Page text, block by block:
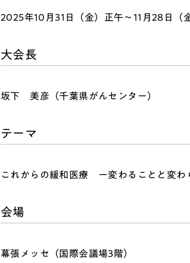
2025年10月31日（金）正午～11月28日（
大会長
坂下 美彦（千葉県がんセンター）
テーマ
これからの緩和医療 ー変わることと変わ
会場
幕張メッセ（国際会議場3階）